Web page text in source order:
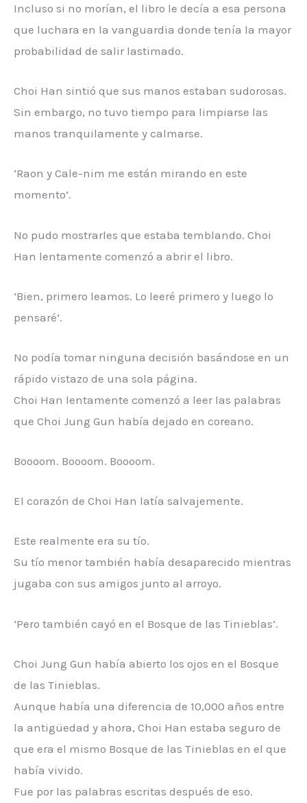
Incluso si no morían, el libro le decía a esa persona
que luchara en la vanguardia donde tenía la mayor
probabilidad de salir lastimado.
Choi Han sintió que sus manos estaban sudorosas.
Sin embargo, no tuvo tiempo para limpiarse las
manos tranquilamente y calmarse.
‘Raon y Cale-nim me están mirando en este
momento’.
No pudo mostrarles que estaba temblando. Choi
Han lentamente comenzó a abrir el libro.
‘Bien, primero leamos. Lo leeré primero y luego lo
pensaré’.
No podía tomar ninguna decisión basándose en un
rápido vistazo de una sola página.
Choi Han lentamente comenzó a leer las palabras
que Choi Jung Gun había dejado en coreano.
Boooom. Boooom. Boooom.
El corazón de Choi Han latía salvajemente.
Este realmente era su tío.
Su tío menor también había desaparecido mientras
jugaba con sus amigos junto al arroyo.
‘Pero también cayó en el Bosque de las Tinieblas’.
Choi Jung Gun había abierto los ojos en el Bosque
de las Tinieblas.
Aunque había una diferencia de 10,000 años entre
la antigüedad y ahora, Choi Han estaba seguro de
que era el mismo Bosque de las Tinieblas en el que
había vivido.
Fue por las palabras escritas después de eso.